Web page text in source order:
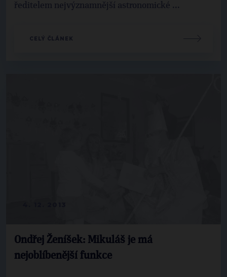
ředitelem nejvýznamnější astronomické ...
CELÝ ČLÁNEK
Ondřej Ženíšek: Mikuláš je má
nejoblíbenější funkce